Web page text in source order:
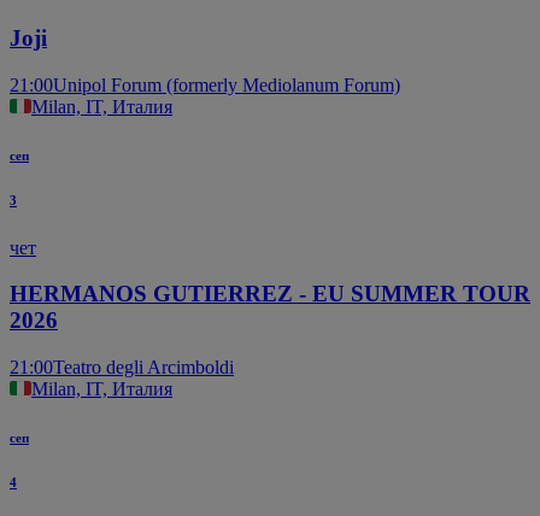
Joji
21:00Unipol Forum (formerly Mediolanum Forum)
Milan, IT, Италия
сеп
3
чет
HERMANOS GUTIERREZ - EU SUMMER TOUR
2026
21:00Teatro degli Arcimboldi
Milan, IT, Италия
сеп
4